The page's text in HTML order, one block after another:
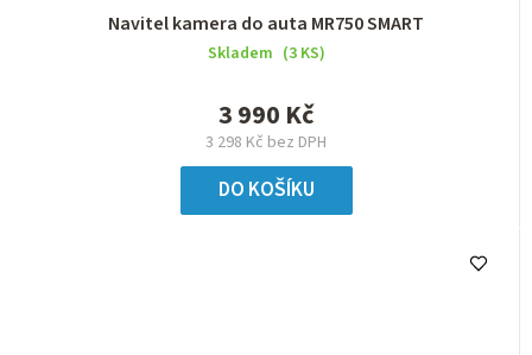
Navitel kamera do auta MR750 SMART
Skladem (3 KS)
3 298 Kč bez DPH
3 990 Kč
DO KOŠÍKU